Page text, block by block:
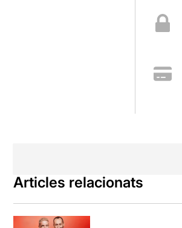
fet de tenir
menys valent.
Articles relacionats